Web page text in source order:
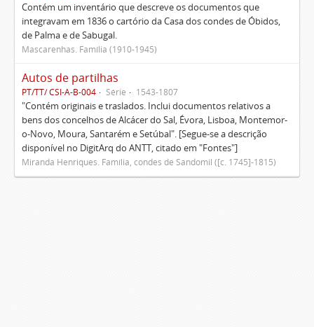
Contém um inventário que descreve os documentos que
integravam em 1836 o cartório da Casa dos condes de Óbidos,
de Palma e de Sabugal.
Mascarenhas. Família (1910-1945)
Autos de partilhas
PT/TT/ CSI-A-B-004 Série 1543-1807
"Contém originais e traslados. Inclui documentos relativos a
bens dos concelhos de Alcácer do Sal, Évora, Lisboa, Montemor-
o-Novo, Moura, Santarém e Setúbal". [Segue-se a descrição
disponível no DigitArq do ANTT, citado em "Fontes"]
Miranda Henriques. Família, condes de Sandomil ([c. 1745]-1815)